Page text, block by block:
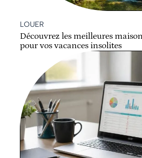
LOUER
Découvrez les meilleures
pour vos vacances insolites